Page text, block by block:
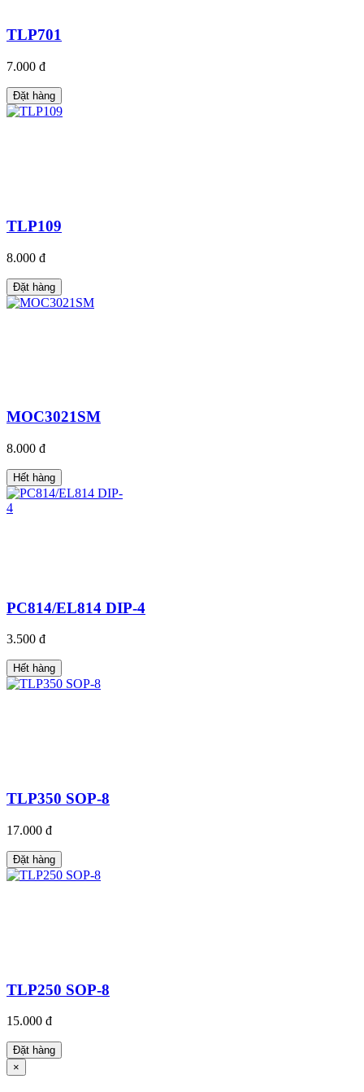
TLP701
7.000 đ
Đặt hàng
TLP109
8.000 đ
Đặt hàng
MOC3021SM
8.000 đ
Hết hàng
PC814/EL814 DIP-4
3.500 đ
Hết hàng
TLP350 SOP-8
17.000 đ
Đặt hàng
TLP250 SOP-8
15.000 đ
Đặt hàng
×